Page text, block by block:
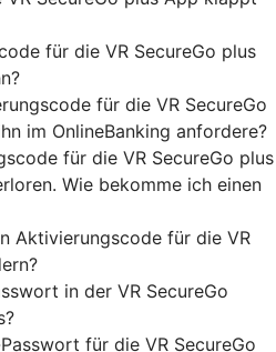
für die VR SecureGo plus
für die VR SecureGo
im OnlineBanking anfordere?
für die VR SecureGo plus
Wie bekomme ich einen
Aktivierungscode für die VR
in der VR SecureGo
für die VR SecureGo